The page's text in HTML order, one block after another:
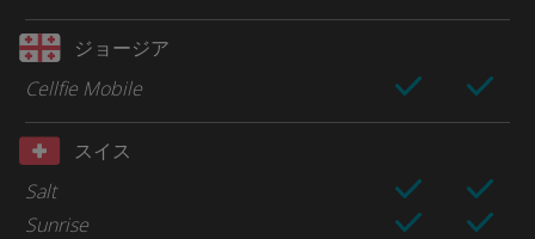
ジョージア
Cellfie Mobile
スイス
Salt
Sunrise